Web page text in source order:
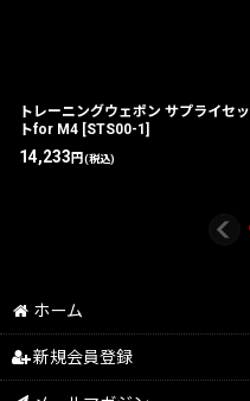
トレーニングウェポン サプライセッ
トfor M4 [STS00-1 ]
14,233 円(税込)
ホーム
新規会員登録